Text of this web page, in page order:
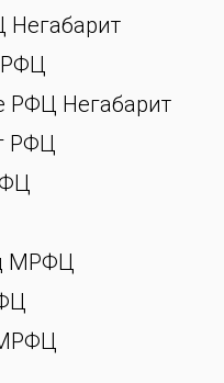
РФЦ Негабарит
РФЦ
МРФЦ